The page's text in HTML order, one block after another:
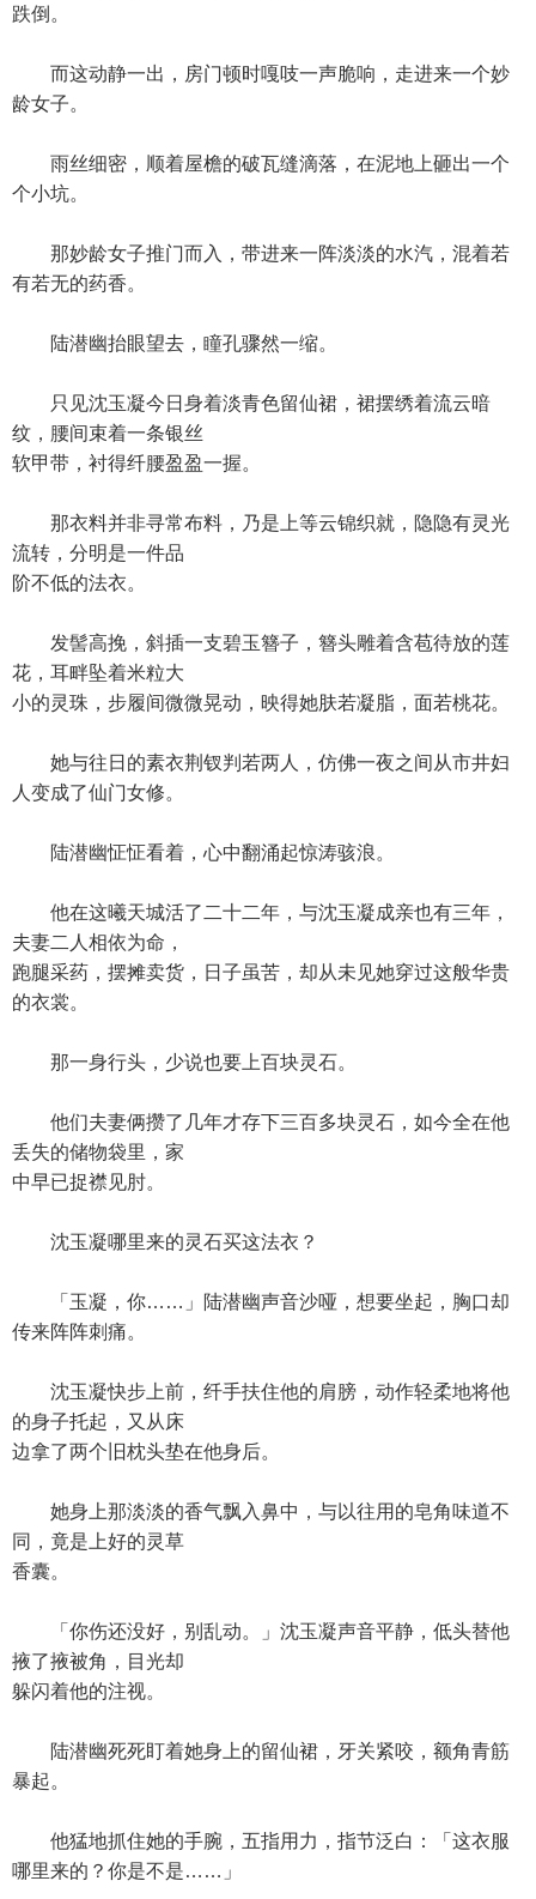
跌倒。
而这动静一出，房门顿时嘎吱一声脆响，走进来一个妙
龄女子。
雨丝细密，顺着屋檐的破瓦缝滴落，在泥地上砸出一个
个小坑。
那妙龄女子推门而入，带进来一阵淡淡的水汽，混着若
有若无的药香。
陆潜幽抬眼望去，瞳孔骤然一缩。
只见沈玉凝今日身着淡青色留仙裙，裙摆绣着流云暗
纹，腰间束着一条银丝
软甲带，衬得纤腰盈盈一握。
那衣料并非寻常布料，乃是上等云锦织就，隐隐有灵光
流转，分明是一件品
阶不低的法衣。
发髻高挽，斜插一支碧玉簪子，簪头雕着含苞待放的莲
花，耳畔坠着米粒大
小的灵珠，步履间微微晃动，映得她肤若凝脂，面若桃花。
她与往日的素衣荆钗判若两人，仿佛一夜之间从市井妇
人变成了仙门女修。
陆潜幽怔怔看着，心中翻涌起惊涛骇浪。
他在这曦天城活了二十二年，与沈玉凝成亲也有三年，
夫妻二人相依为命，
跑腿采药，摆摊卖货，日子虽苦，却从未见她穿过这般华贵
的衣裳。
那一身行头，少说也要上百块灵石。
他们夫妻俩攒了几年才存下三百多块灵石，如今全在他
丢失的储物袋里，家
中早已捉襟见肘。
沈玉凝哪里来的灵石买这法衣？
「玉凝，你……」陆潜幽声音沙哑，想要坐起，胸口却
传来阵阵刺痛。
沈玉凝快步上前，纤手扶住他的肩膀，动作轻柔地将他
的身子托起，又从床
边拿了两个旧枕头垫在他身后。
她身上那淡淡的香气飘入鼻中，与以往用的皂角味道不
同，竟是上好的灵草
香囊。
「你伤还没好，别乱动。」沈玉凝声音平静，低头替他
掖了掖被角，目光却
躲闪着他的注视。
陆潜幽死死盯着她身上的留仙裙，牙关紧咬，额角青筋
暴起。
他猛地抓住她的手腕，五指用力，指节泛白：「这衣服
哪里来的？你是不是……」